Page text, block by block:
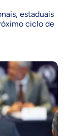
estaduais
ciclo de